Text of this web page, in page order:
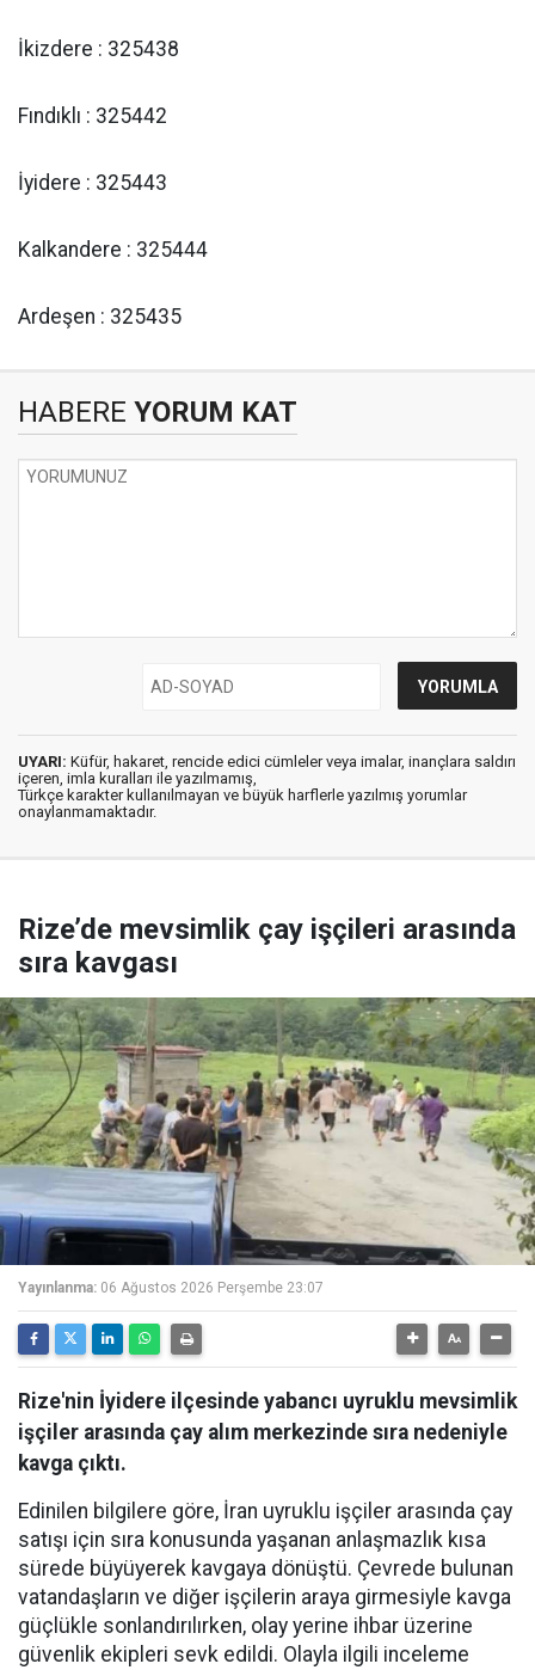
İkizdere : 325438
Fındıklı : 325442
İyidere : 325443
Kalkandere : 325444
Ardeşen : 325435
HABERE YORUM KAT
UYARI: Küfür, hakaret, rencide edici cümleler veya imalar, inançlara saldırı
içeren, imla kuralları ile yazılmamış,
Türkçe karakter kullanılmayan ve büyük harflerle yazılmış yorumlar
onaylanmamaktadır.
Rize’de mevsimlik çay işçileri arasında
sıra kavgası
Yayınlanma: 06 Ağustos 2026 Perşembe 23:07
Rize'nin İyidere ilçesinde yabancı uyruklu mevsimlik
işçiler arasında çay alım merkezinde sıra nedeniyle
kavga çıktı.
Edinilen bilgilere göre, İran uyruklu işçiler arasında çay
satışı için sıra konusunda yaşanan anlaşmazlık kısa
sürede büyüyerek kavgaya dönüştü. Çevrede bulunan
vatandaşların ve diğer işçilerin araya girmesiyle kavga
güçlükle sonlandırılırken, olay yerine ihbar üzerine
güvenlik ekipleri sevk edildi. Olayla ilgili inceleme